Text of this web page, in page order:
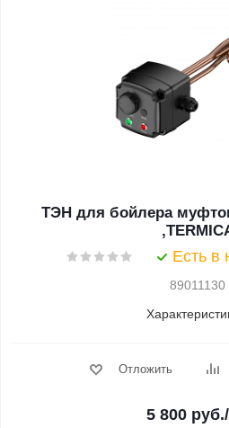
ТЭН для бойлера
Есть в
89011130
Отложить
5 800руб.